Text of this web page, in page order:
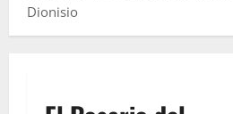
Dionisio